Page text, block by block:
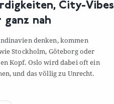
City-Vibes
ganz nah
denken, kommen
Stockholm, Göteborg oder
Kopf. Oslo wird dabei oft ein
und das völlig zu Unrecht.